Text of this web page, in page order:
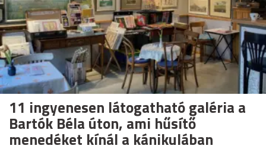
11 ingyenesen látogatható galéria a
Bartók Béla úton, ami hűsítő
menedéket kínál a kánikulában